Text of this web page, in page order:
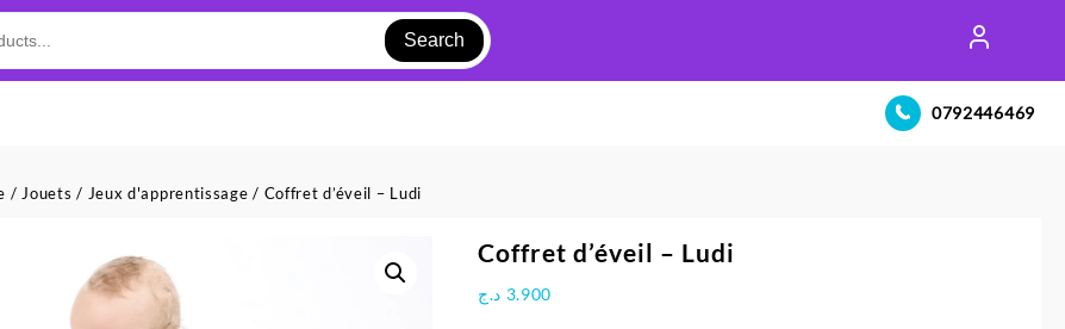
Search
0792446469
/ Jouets / Jeux d'apprentissage / Coffret d’éveil – Ludi
Coffret d’éveil – Ludi
3.900 د.ج